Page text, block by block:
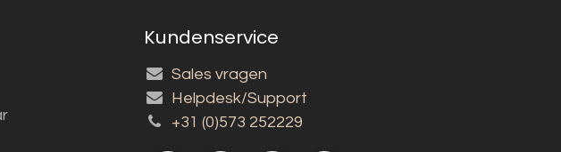
Kundenservice
Sales vragen
Helpdesk/Support
+31 (0)573 252229